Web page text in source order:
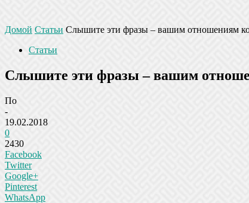
Домой Статьи Слышите эти фразы – вашим отношениям
Статьи
Слышите эти фразы – вашим
По
-
19.02.2018
0
2430
Facebook
Twitter
Google+
Pinterest
WhatsApp